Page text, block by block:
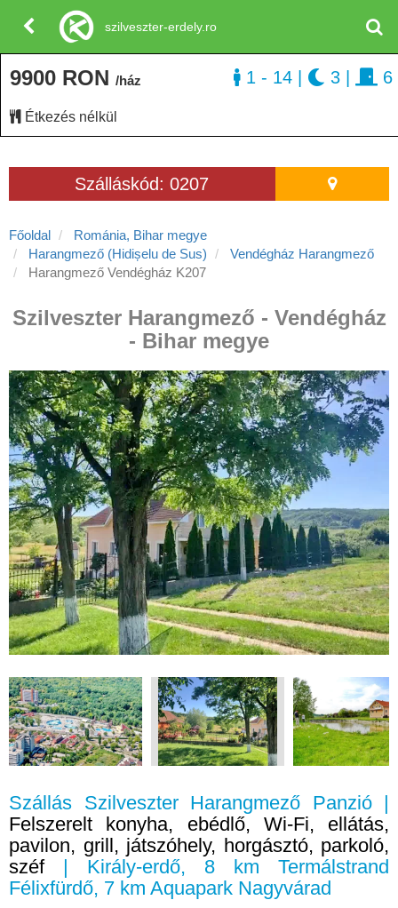
Szálláskód: 0207
Főoldal
Románia, Bihar megye
Harangmező (Hidișelu de Sus)
Vendégház Harangmező
Harangmező Vendégház K207
Szilveszter Harangmező - Vendégház
- Bihar megye
Szállás Szilveszter Harangmező Panzió |
Felszerelt konyha, ebédlő, Wi-Fi, ellátás,
pavilon, grill, játszóhely, horgásztó, parkoló,
széf| Király-erdő, 8 km Termálstrand
Félixfürdő, 7 km Aquapark Nagyvárad
9900 RON /ház
Étkezés nélkül
1 - 14 3 6
szilveszter-erdely.ro